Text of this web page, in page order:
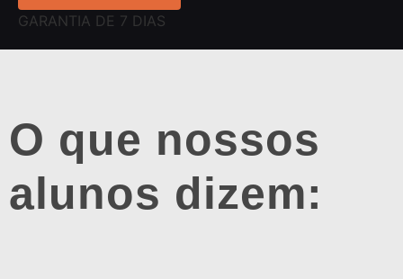
GARANTIA DE 7 DIAS
O que nossos
alunos dizem: